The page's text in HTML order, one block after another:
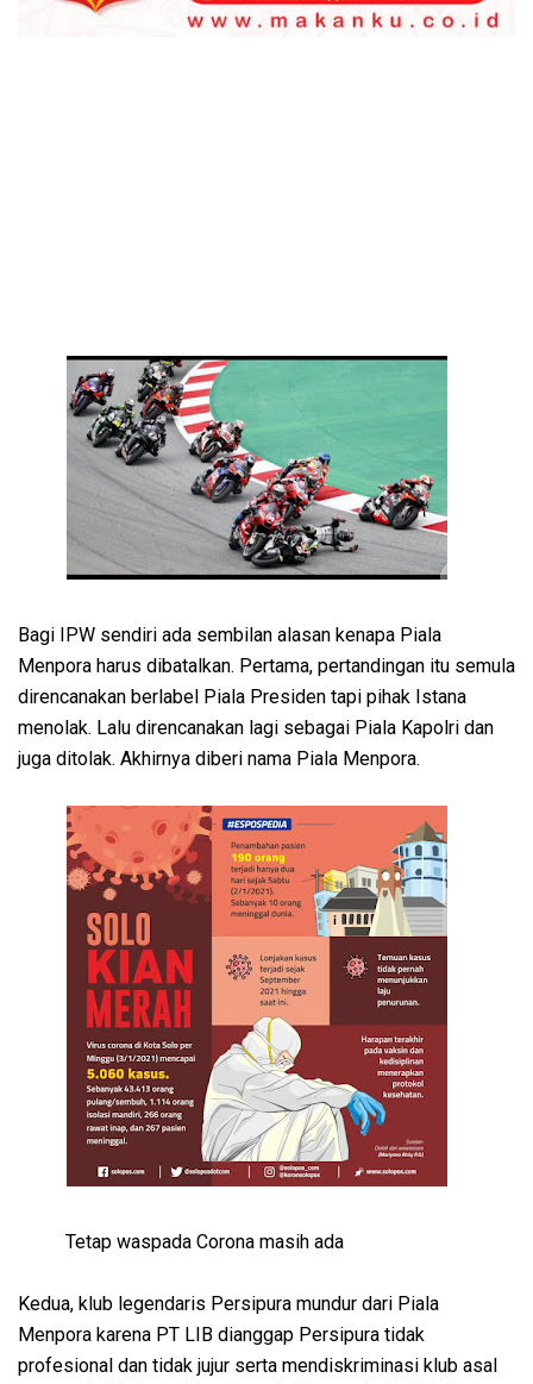
Bagi IPW sendiri ada sembilan alasan kenapa Piala
Menpora harus dibatalkan. Pertama, pertandingan itu semula
direncanakan berlabel Piala Presiden tapi pihak Istana
menolak. Lalu direncanakan lagi sebagai Piala Kapolri dan
juga ditolak. Akhirnya diberi nama Piala Menpora.
Tetap waspada Corona masih ada
Kedua, klub legendaris Persipura mundur dari Piala
Menpora karena PT LIB dianggap Persipura tidak
profesional dan tidak jujur serta mendiskriminasi klub asal